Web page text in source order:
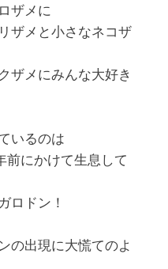
ザメに
ザメと小さなネコザ
ザメにみんな大好き
いるのは
前にかけて生息して
ロドン！
の出現に大慌てのよ